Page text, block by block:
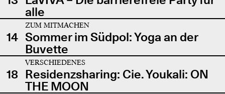
alle
14
ZUM MITMACHEN
Sommer im Südpol: Yoga an der
Buvette
18
VERSCHIEDENES
Residenzsharing: Cie. Youkali: ON
THE MOON